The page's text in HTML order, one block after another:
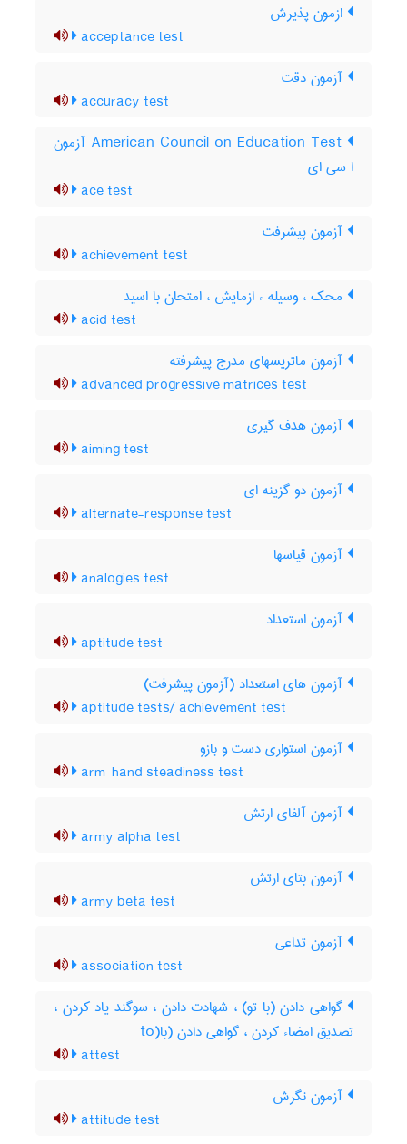
ازمون پذیرش
acceptance test
آزمون دقت
accuracy test
‎American Council on Education Test آزمون
ا سی ای
ace test
آزمون پيشرفت
achievement test
محک ، وسیله ء ازمایش ، امتحان با اسید
acid test
آزمون ماتریسهای مدرج پیشرفته
advanced progressive matrices test
آزمون هدف گیری
aiming test
آزمون دو گزینه ای
alternate-response test
آزمون قیاسها
analogies test
آزمون استعداد
aptitude test
آزمون های استعداد (آزمون پیشرفت)
aptitude tests/ achievement test
آزمون استواری دست و بازو
arm-hand steadiness test
آزمون آلفای ارتش
army alpha test
آزمون بتای ارتش
army beta test
آزمون تداعی
association test
گواهی دادن (با تو) ، شهادت دادن ، سوگند یاد کردن ،
تصدیق امضاء کردن ، گواهی دادن (با(to
attest
آزمون نگرش
attitude test